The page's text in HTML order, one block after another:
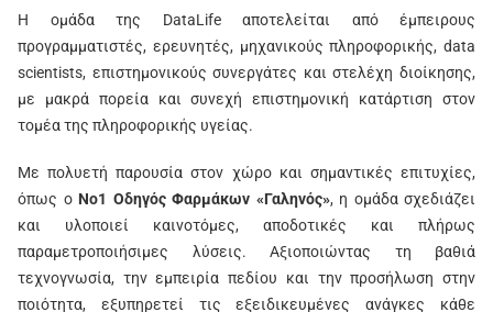
Η ομάδα της DataLife αποτελείται από έμπειρους
προγραμματιστές, ερευνητές, μηχανικούς πληροφορικής, data
scientists, επιστημονικούς συνεργάτες και στελέχη διοίκησης,
με μακρά πορεία και συνεχή επιστημονική κατάρτιση στον
τομέα της πληροφορικής υγείας.
Με πολυετή παρουσία στον χώρο και σημαντικές επιτυχίες,
όπως ο Νο1 Οδηγός Φαρμάκων «Γαληνός», η ομάδα σχεδιάζει
και υλοποιεί καινοτόμες, αποδοτικές και πλήρως
παραμετροποιήσιμες λύσεις. Αξιοποιώντας τη βαθιά
τεχνογνωσία, την εμπειρία πεδίου και την προσήλωση στην
ποιότητα, εξυπηρετεί τις εξειδικευμένες ανάγκες κάθε